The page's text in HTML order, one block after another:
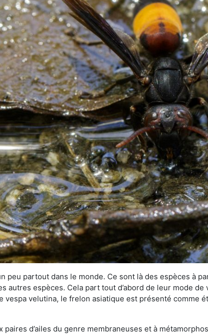
peu partout dans le monde. Ce sont là des espèces à
espèces. Cela part tout d’abord de leur mode de
velutina, le frelon asiatique est présenté comme
d’ailes du genre membraneuses et à